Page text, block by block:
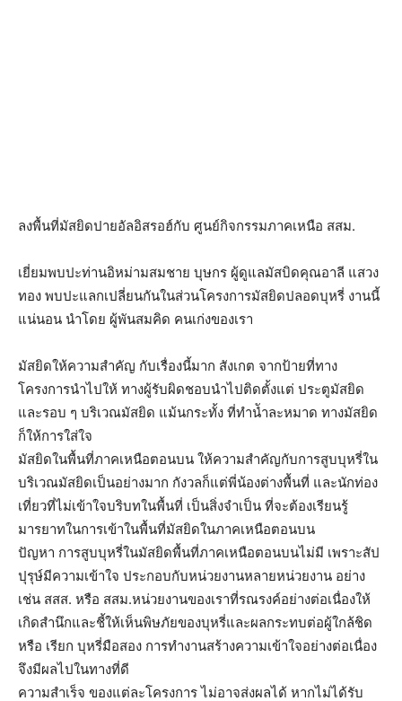
ลงพื้นที่มัสยิดปายอัลอิสรอฮ์กับ ศูนย์กิจกรรมภาคเหนือ สสม.
เยี่ยมพบปะท่านอิหม่ามสมชาย บุษกร ผู้ดูแลมัสบิดคุณอาลี แสวง
ทอง พบปะแลกเปลี่ยนกันในส่วนโครงการมัสยิดปลอดบุหรี่ งานนี้
แน่นอน นำโดย ผู้พันสมคิด คนเก่งของเรา
มัสยิดให้ความสำคัญ กับเรื่องนี้มาก สังเกต จากป้ายที่ทาง
โครงการนำไปให้ ทางผู้รับผิดชอบนำไปติดตั้งแต่ ประตูมัสยิด
และรอบ ๆ บริเวณมัสยิด แม้นกระทั้ง ที่ทำนัำละหมาด ทางมัสยิด
ก็ให้การใส่ใจ
มัสยิดในพื้นที่ภาคเหนือตอนบน ให้ความสำคัญกับการสูบบุหรี่ใน
บริเวณมัสยิดเป็นอย่างมาก กังวลก็แต่พี่น้องต่างพื้นที่ และนักท่อง
เที่ยวที่ไม่เข้าใจบริบทในพื้นที่ เป็นสิ่งจำเป็น ที่จะต้องเรียนรู้
มารยาทในการเข้าในพื้นที่มัสยิดในภาคเหนือตอนบน
ปัญหา การสูบบุหรี่ในมัสยิดพื้นที่ภาคเหนือตอนบนไม่มี เพราะสัป
ปุรุษ์มีความเข้าใจ ประกอบกับหน่วยงานหลายหน่วยงาน อย่าง
เช่น สสส. หรือ สสม.หน่วยงานของเราที่รณรงค์อย่างต่อเนื่องให้
เกิดสำนึกและชี้ให้เห็นพิษภัยของบุหรี่และผลกระทบต่อผู้ใกล้ชิด
หรือ เรียก บุหรี่มือสอง การทำงานสร้างความเข้าใจอย่างต่อเนื่อง
จึงมีผลไปในทางที่ดี
ความสำเร็จ ของแต่ละโครงการ ไม่อาจส่งผลได้ หากไม่ได้รับ